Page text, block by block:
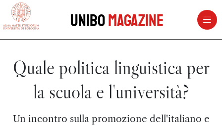
vai al contenuto della pagina
UniboMagazine
Quale politica linguistica per
la scuola e l'università?
Un incontro sulla promozione dell'italiano e